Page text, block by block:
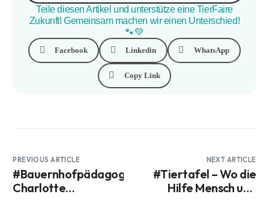
Teile diesen Artikel und unterstütze eine TierFaire
Zukunft! Gemeinsam machen wir einen Unterschied!
🐾💚
Facebook Linkedin WhatsApp
Copy Link
PREVIOUS ARTICLE
#Bauernhofpädagogin
Charlotte
NEXT ARTICLE
#Tiertafel – Wo die
Hilfe Mensch und